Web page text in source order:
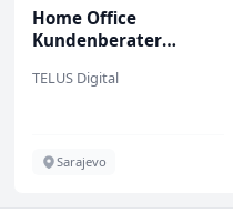
Home Office
Kundenberater
renommiertes
TELUS Digital
Sarajevo